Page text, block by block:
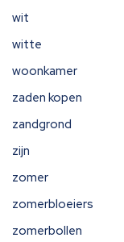
wit
witte
woonkamer
zaden kopen
zandgrond
zijn
zomer
zomerbloeiers
zomerbollen